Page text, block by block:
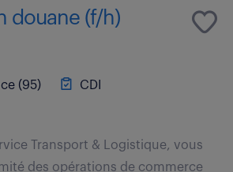
douane (f/h)
(95)
CDI
Transport & Logistique, vous
des opérations de commerce